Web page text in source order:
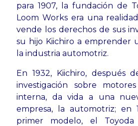
para 1907, la fundación de
Loom Works era una
vende los derechos de sus
su hijo Kiichiro a emprender
la industria automotriz.
En 1932, Kiichiro, después
investigación sobre
interna, da vida a una
empresa, la automotriz; en
primer modelo, el